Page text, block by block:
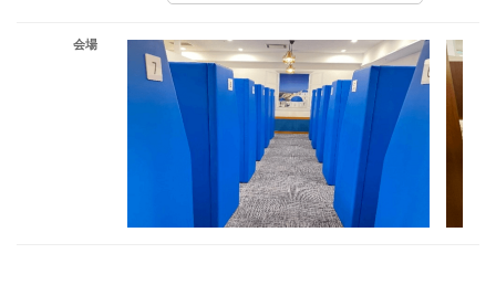
会場